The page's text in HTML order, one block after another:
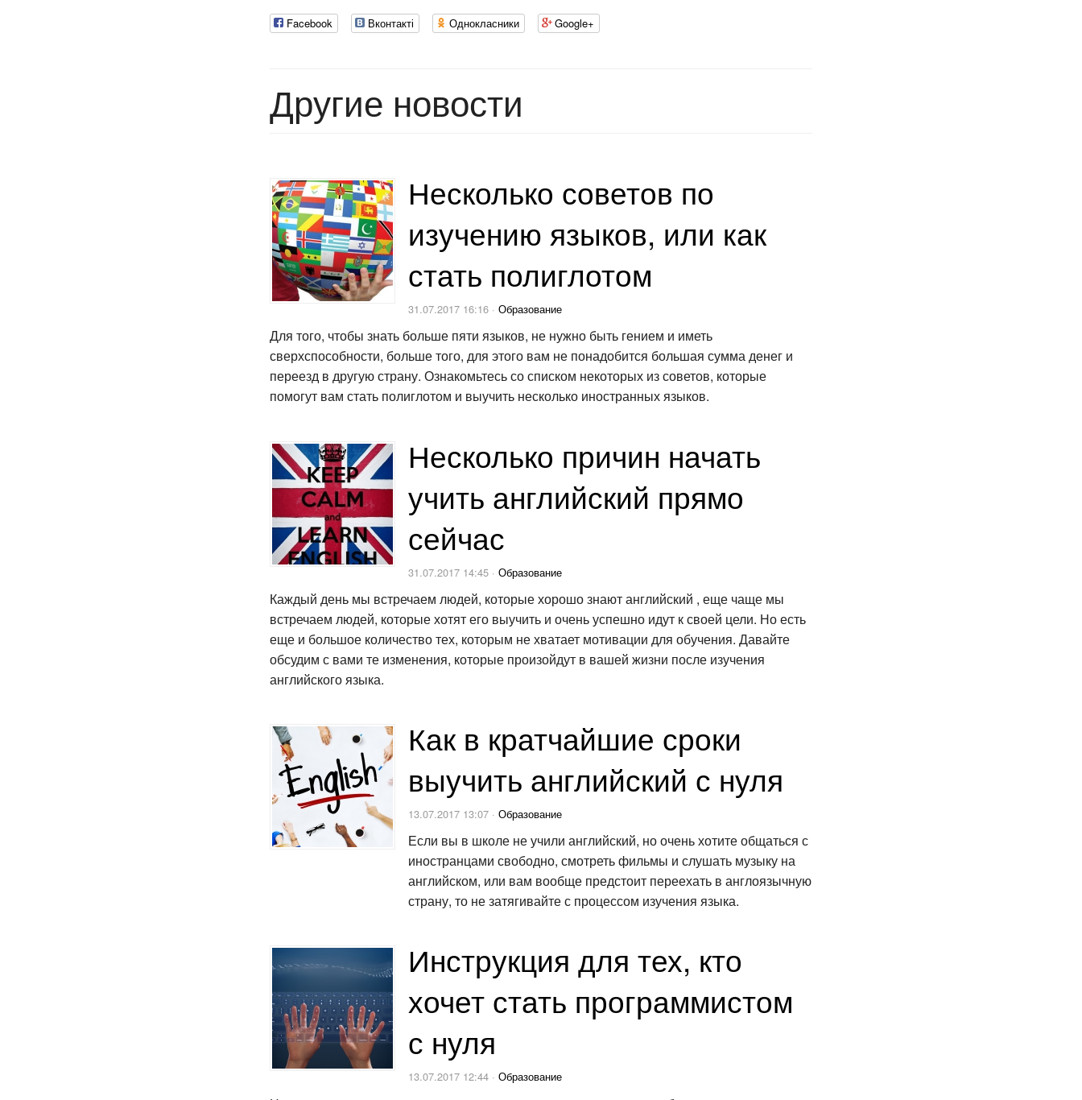
Facebook Вконтакті Однокласники Google+
Другие новости
Несколько советов по
изучению языков, или как
стать полиглотом
31.07.2017 16:16 · Образование
Для того, чтобы знать больше пяти языков, не нужно быть гением и иметь
сверхспособности, больше того, для этого вам не понадобится большая сумма денег и
переезд в другую страну. Ознакомьтесь со списком некоторых из советов, которые
помогут вам стать полиглотом и выучить несколько иностранных языков.
Несколько причин начать
учить английский прямо
сейчас
31.07.2017 14:45 · Образование
Каждый день мы встречаем людей, которые хорошо знают английский , еще чаще мы
встречаем людей, которые хотят его выучить и очень успешно идут к своей цели. Но есть
еще и большое количество тех, которым не хватает мотивации для обучения. Давайте
обсудим с вами те изменения, которые произойдут в вашей жизни после изучения
английского языка.
Как в кратчайшие сроки
выучить английский с нуля
13.07.2017 13:07 · Образование
Если вы в школе не учили английский, но очень хотите общаться с
иностранцами свободно, смотреть фильмы и слушать музыку на
английском, или вам вообще предстоит переехать в англоязычную
страну, то не затягивайте с процессом изучения языка.
Инструкция для тех, кто
хочет стать программистом
с нуля
13.07.2017 12:44 · Образование